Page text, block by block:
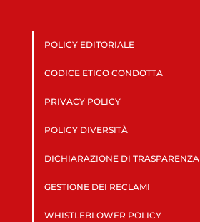
POLICY EDITORIALE
CODICE ETICO CONDOTTA
PRIVACY POLICY
POLICY DIVERSITÀ
DICHIARAZIONE DI TRASPARENZA
GESTIONE DEI RECLAMI
WHISTLEBLOWER POLICY